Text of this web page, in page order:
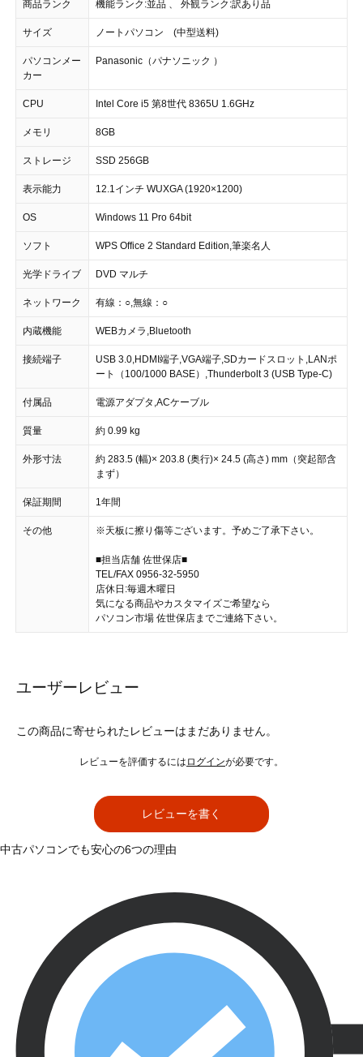
商品ランク 機能ランク:並品 、 外観ランク:訳あり品
サイズ ノートパソコン (中型送料)
パソコンメー
カー
Panasonic（パナソニック ）
CPU Intel Core i5 第8世代 8365U 1.6GHz
メモリ 8GB
ストレージ SSD 256GB
表示能力 12.1インチ WUXGA (1920×1200)
OS Windows 11 Pro 64bit
ソフト WPS Office 2 Standard Edition,筆楽名人
光学ドライブ DVD マルチ
ネットワーク 有線：○,無線：○
内蔵機能 WEBカメラ,Bluetooth
接続端子
USB 3.0,HDMI端子,VGA端子,SDカードスロット,LANポ
ート（100/1000 BASE）,Thunderbolt 3 (USB Type-C)
付属品 電源アダプタ,ACケーブル
質量 約 0.99 kg
外形寸法
約 283.5 (幅)× 203.8 (奥行)× 24.5 (高さ) mm（突起部含
まず）
保証期間 1年間
その他 ※天板に擦り傷等ございます。予めご了承下さい。
■担当店舗 佐世保店■
TEL/FAX 0956-32-5950
店休日:毎週木曜日
気になる商品やカスタマイズご希望なら
パソコン市場 佐世保店までご連絡下さい。
ユーザーレビュー
この商品に寄せられたレビューはまだありません。
レビューを評価するには ログインが必要です。
レビューを書く
中古パソコンでも安心の6つの理由